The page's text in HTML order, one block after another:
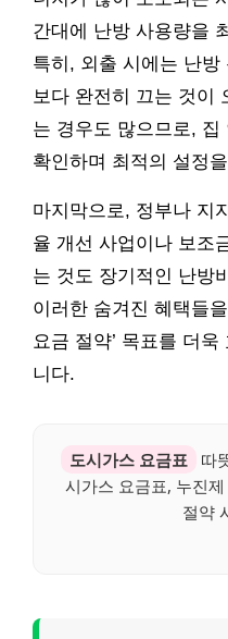
간대에 난방 사용량을
특히, 외출 시에는 난방
보다 완전히 끄는 것이
는 경우도 많으므로, 집
확인하며 최적의 설정
마지막으로, 정부나 지
율 개선 사업이나 보조
는 것도 장기적인 난방
이러한 숨겨진 혜택들
요금 절약’ 목표를 더
니다.
도시가스 요금표
따
시가스 요금표, 누진
절약